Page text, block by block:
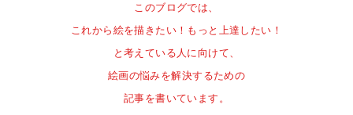
このブログでは、
これから絵を描きたい！ もっと上達したい！
と 考えている人に向けて、
絵画の悩みを解決するための
記事を書いています。